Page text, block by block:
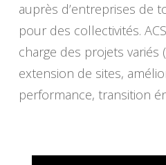
auprès d’entreprises de
pour des collectivités.
charge des projets variés
extension de sites,
performance, transition